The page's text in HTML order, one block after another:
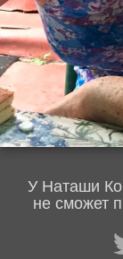
У Наташи
не сможет